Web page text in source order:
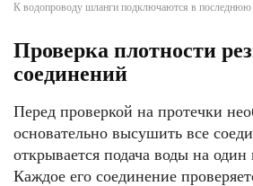
К водопроводу шланги подключаются в последнюю
Проверка плотности
соединений
Перед проверкой на протечки
основательно высушить все
открывается подача воды на
Каждое его соединение